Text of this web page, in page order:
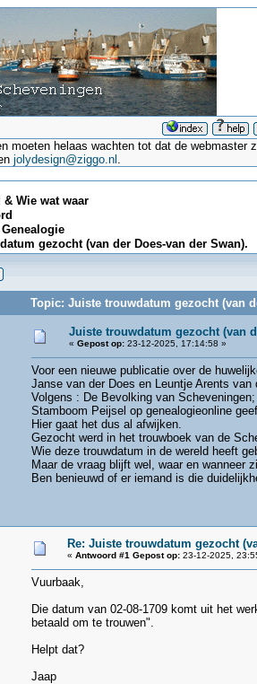
moeten helaas wachten tot dat de
jolydesign@ziggo.nl .
Wie wat waar
gezocht (van der Does-van der Swan).
Topic: Juiste trouwdatum gezocht (van
Juiste trouwdatum gezocht (van
« Gepost op: 23-12-2025, 17:14:58 »
Voor een nieuwe publicatie over de
Janse van der Does en Leuntje Arents van
Volgens : De Bevolking van
Stamboom Peijsel op genealogieonline
Hier gaat het dus al afwijken.
Gezocht werd in het trouwboek van de
Wie deze trouwdatum in de wereld heeft
Maar de vraag blijft wel, waar en wanneer
Ben benieuwd of er iemand is die
Re: Juiste trouwdatum gezocht
« Antwoord #1 Gepost op: 23-12-2025,
Vuurbaak,
Die datum van 02-08-1709 komt uit het
betaald om te trouwen".
Helpt dat?
Jaap